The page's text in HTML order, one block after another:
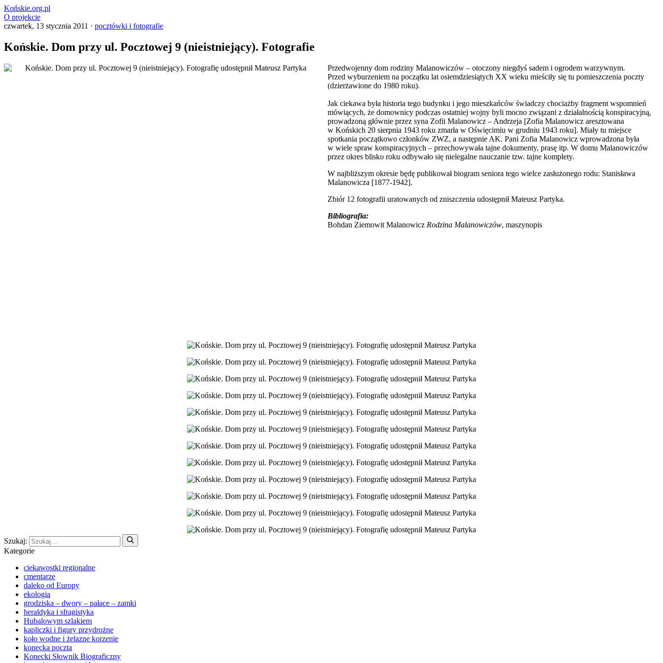
Końskie.org.pl
O projekcie
czwartek, 13 stycznia 2011 · pocztówki i fotografie
Końskie. Dom przy ul. Pocztowej 9 (nieistniejący). Fotografie
Przedwojenny dom rodziny Malanowiczów – otoczony niegdyś sadem i ogrodem warzywnym.
Przed wyburzeniem na początku lat osiemdziesiątych XX wieku mieściły się tu pomieszczenia poczty
(dzierżawione do 1980 roku).
Jak ciekawa była historia tego budynku i jego mieszkańców świadczy chociażby fragment wspomnień
mówiących, że domownicy podczas ostatniej wojny byli mocno związani z działalnością konspiracyjną,
prowadzoną głównie przez syna Zofii Malanowicz – Andrzeja [Zofia Malanowicz aresztowana
w Końskich 20 sierpnia 1943 roku zmarła w Oświęcimiu w grudniu 1943 roku]. Miały tu miejsce
spotkania początkowo członków ZWZ, a następnie AK. Pani Zofia Malanowicz wprowadzona była
w wiele spraw konspiracyjnych – przechowywała tajne dokumenty, prasę itp. W domu Malanowiczów
przez okres blisko roku odbywało się nielegalne nauczanie tzw. tajne komplety.
W najbliższym okresie będę publikował biogram seniora tego wielce zasłużonego rodu: Stanisława
Malanowicza [1877-1942].
Zbiór 12 fotografii uratowanych od zniszczenia udostępnił Mateusz Partyka.
Bibliografia:
Bohdan Ziemowit Malanowicz Rodzina Malanowiczów, maszynopis
Szukaj:
Kategorie
ciekawostki regionalne
cmentarze
daleko od Europy
ekologia
grodziska – dwory – pałace – zamki
heraldyka i sfragistyka
Hubalowym szlakiem
kapliczki i figury przydrożne
koło wodne i żelazne korzenie
konecka poczta
Konecki Słownik Biograficzny